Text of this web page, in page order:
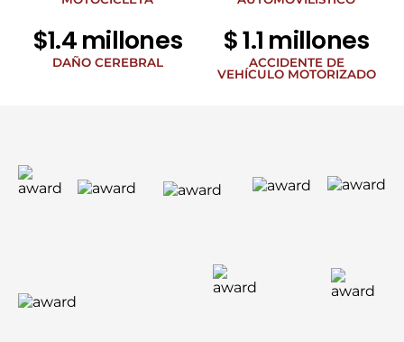
$1.4 millones
DAÑO CEREBRAL
$ 1.1 millones
ACCIDENTE DE
VEHÍCULO MOTORIZADO